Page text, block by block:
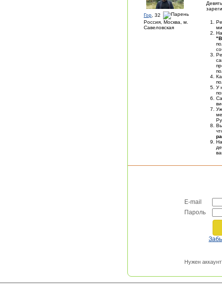
Гор , 32
Россия, Москва, м.
Савеловская
У
E-mail
Пароль
Нужен